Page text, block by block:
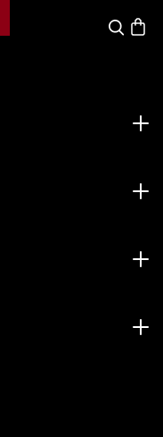
Søk